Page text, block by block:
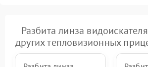
Разбита линза
других тепловизионных